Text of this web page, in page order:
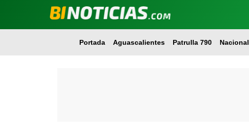
Portada Aguascalientes Patrulla 790 Nacional